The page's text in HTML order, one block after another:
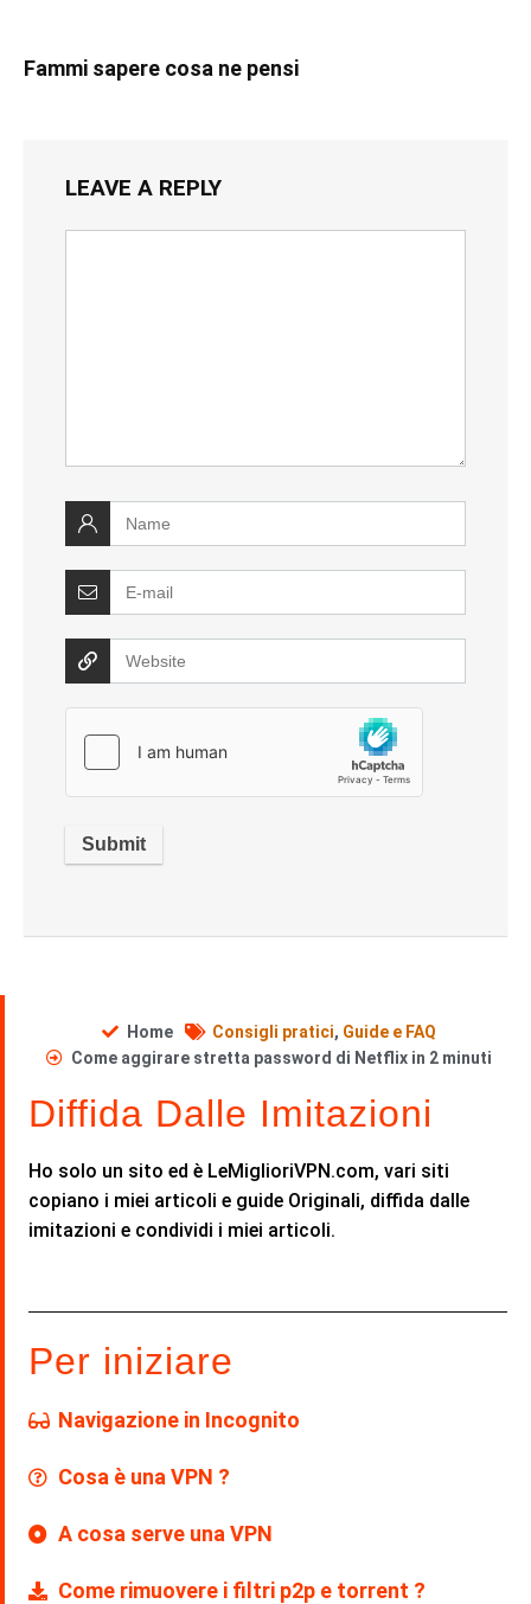
Fammi sapere cosa ne pensi
LEAVE A REPLY
Home Consigli pratici, Guide e FAQ
Come aggirare stretta password di Netflix in 2 minuti
Diffida Dalle Imitazioni
Ho solo un sito ed è LeMiglioriVPN.com, vari siti
copiano i miei articoli e guide Originali, diffida dalle
imitazioni e condividi i miei articoli.
Per iniziare
Navigazione in Incognito
Cosa è una VPN ?
A cosa serve una VPN
Come rimuovere i filtri p2p e torrent ?